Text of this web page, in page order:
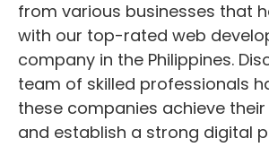
from various businesses that
with our top-rated web
company in the Philippines.
team of skilled professionals
these companies achieve
and establish a strong digital